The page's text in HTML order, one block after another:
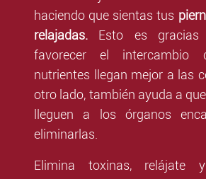
haciendo que sientas tus
relajadas. Esto es
favorecer el intercambio
nutrientes llegan mejor a las
otro lado, también ayuda a
lleguen a los órganos
eliminarlas.
Elimina toxinas, relájate